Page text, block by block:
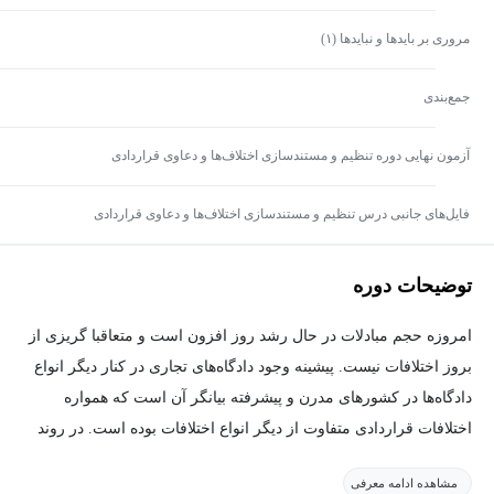
مروری بر بایدها و نبایدها (۱)
جمع‌بندی
آزمون نهایی دوره تنظیم و مستندسازی اختلاف‌ها و دعاوی قراردادی
فایل‌های جانبی درس تنظیم و مستندسازی اختلاف‌ها و دعاوی قراردادی
توضیحات دوره
امروزه حجم مبادلات در حال رشد روز افزون است و متعاقبا گریزی از
بروز اختلافات نیست. پیشینه وجود دادگاه‌های تجاری در کنار دیگر انواع
دادگاه‌ها در کشورهای مدرن و پیشرفته بیانگر آن است که همواره
اختلافات قراردادی متفاوت از دیگر انواع اختلافات بوده است. در روند
گرفته شود که با روابط قراردادی در تعارض نباشد و جوانب تخصصی
مشاهده ادامه معرفی